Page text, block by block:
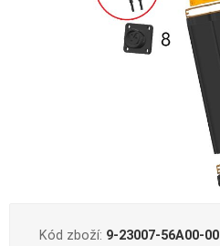
Kód zboží: 9-23007-56A00-